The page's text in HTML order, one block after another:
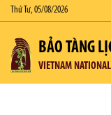
Thứ Tư, 05/08/2026
BẢO TÀNG
VIETNAM